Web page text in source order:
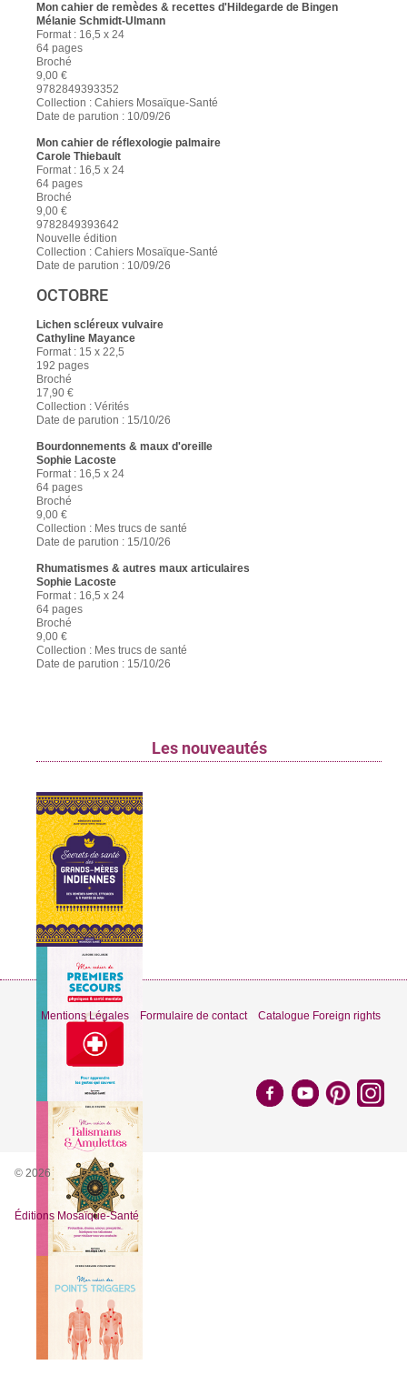
Mon cahier de remèdes & recettes d'Hildegarde de Bingen
Mélanie Schmidt-Ulmann
Format : 16,5 x 24
64 pages
Broché
9,00 €
9782849393352
Collection : Cahiers Mosaïque-Santé
Date de parution : 10/09/26
Mon cahier de réflexologie palmaire
Carole Thiebault
Format : 16,5 x 24
64 pages
Broché
9,00 €
9782849393642
Nouvelle édition
Collection : Cahiers Mosaïque-Santé
Date de parution : 10/09/26
OCTOBRE
Lichen scléreux vulvaire
Cathyline Mayance
Format : 15 x 22,5
192 pages
Broché
17,90 €
Collection : Vérités
Date de parution : 15/10/26
Bourdonnements & maux d'oreille
Sophie Lacoste
Format : 16,5 x 24
64 pages
Broché
9,00 €
Collection : Mes trucs de santé
Date de parution : 15/10/26
Rhumatismes & autres maux articulaires
Sophie Lacoste
Format : 16,5 x 24
64 pages
Broché
9,00 €
Collection : Mes trucs de santé
Date de parution : 15/10/26
Les nouveautés
Mentions Légales Formulaire de contact Catalogue Foreign rights
© 2026
Éditions Mosaïque-Santé